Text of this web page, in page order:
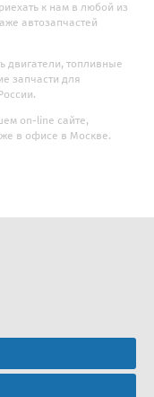
к нам в любой из
автозапчастей
двигатели, топливные
запчасти для
on-line сайте,
в офисе в Москве.